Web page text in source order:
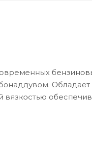
вязкостью
в бензиновых и